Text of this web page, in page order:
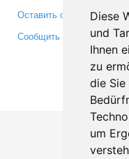
Diese
und
Ihnen
zu
die Sie
um
Оставить отзыв
Сообщить об ошибке